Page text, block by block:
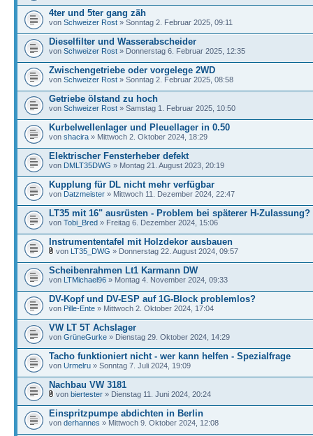
4ter und 5ter gang zäh
von Schweizer Rost » Sonntag 2. Februar 2025, 09:11
Dieselfilter und Wasserabscheider
von Schweizer Rost » Donnerstag 6. Februar 2025, 12:35
Zwischengetriebe oder vorgelege 2WD
von Schweizer Rost » Sonntag 2. Februar 2025, 08:58
Getriebe ölstand zu hoch
von Schweizer Rost » Samstag 1. Februar 2025, 10:50
Kurbelwellenlager und Pleuellager in 0.50
von shacira » Mittwoch 2. Oktober 2024, 18:29
Elektrischer Fensterheber defekt
von DMLT35DWG » Montag 21. August 2023, 20:19
Kupplung für DL nicht mehr verfügbar
von Datzmeister » Mittwoch 11. Dezember 2024, 22:47
LT35 mit 16" ausrüsten - Problem bei späterer H-Zulassung?
von Tobi_Bred » Freitag 6. Dezember 2024, 15:06
Instrumententafel mit Holzdekor ausbauen
von LT35_DWG » Donnerstag 22. August 2024, 09:57
Scheibenrahmen Lt1 Karmann DW
von LTMichael96 » Montag 4. November 2024, 09:33
DV-Kopf und DV-ESP auf 1G-Block problemlos?
von Pille-Ente » Mittwoch 2. Oktober 2024, 17:04
VW LT 5T Achslager
von GrüneGurke » Dienstag 29. Oktober 2024, 14:29
Tacho funktioniert nicht - wer kann helfen - Spezialfrage
von Urmelru » Sonntag 7. Juli 2024, 19:09
Nachbau VW 3181
von biertester » Dienstag 11. Juni 2024, 20:24
Einspritzpumpe abdichten in Berlin
von derhannes » Mittwoch 9. Oktober 2024, 12:08